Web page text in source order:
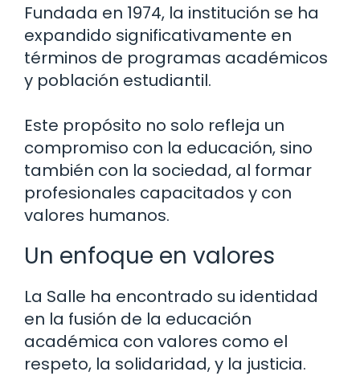
Fundada en 1974, la institución se ha
expandido significativamente en
términos de programas académicos
y población estudiantil.
Este propósito no solo refleja un
compromiso con la educación, sino
también con la sociedad, al formar
profesionales capacitados y con
valores humanos.
Un enfoque en valores
La Salle ha encontrado su identidad
en la fusión de la educación
académica con valores como el
respeto, la solidaridad, y la justicia.